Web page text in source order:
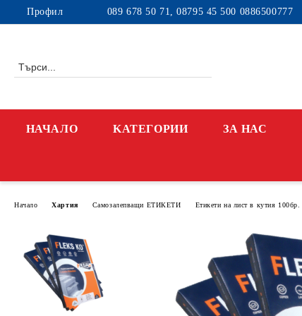
Профил 089 678 50 71, 08795 45 500 0886500777
НАЧАЛО KАТЕГОРИИ ЗА НАС
Начало Хартия Самозалепващи ЕТИКЕТИ Етикети на лист в кутия 100бр.